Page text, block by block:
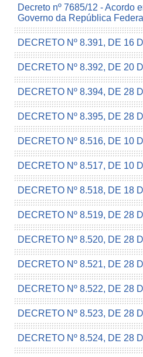
Decreto nº 7685/12 - Acordo
Governo da República
DECRETO Nº 8.391, DE 16
DECRETO Nº 8.392, DE 20
DECRETO Nº 8.394, DE 28
DECRETO Nº 8.395, DE 28
DECRETO Nº 8.516, DE 10
DECRETO Nº 8.517, DE 10
DECRETO Nº 8.518, DE 18
DECRETO Nº 8.519, DE 28
DECRETO Nº 8.520, DE 28
DECRETO Nº 8.521, DE 28
DECRETO Nº 8.522, DE 28
DECRETO Nº 8.523, DE 28
DECRETO Nº 8.524, DE 28